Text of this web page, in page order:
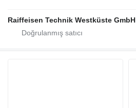
Raiffeisen Technik Westküste GmbH